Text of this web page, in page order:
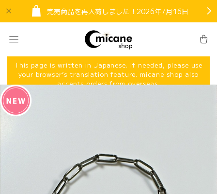
完売商品を再入荷しました！2026年7月16日
This page is written in Japanese. If needed, please use
your browser’s translation feature. micane shop also
accepts orders from overseas.